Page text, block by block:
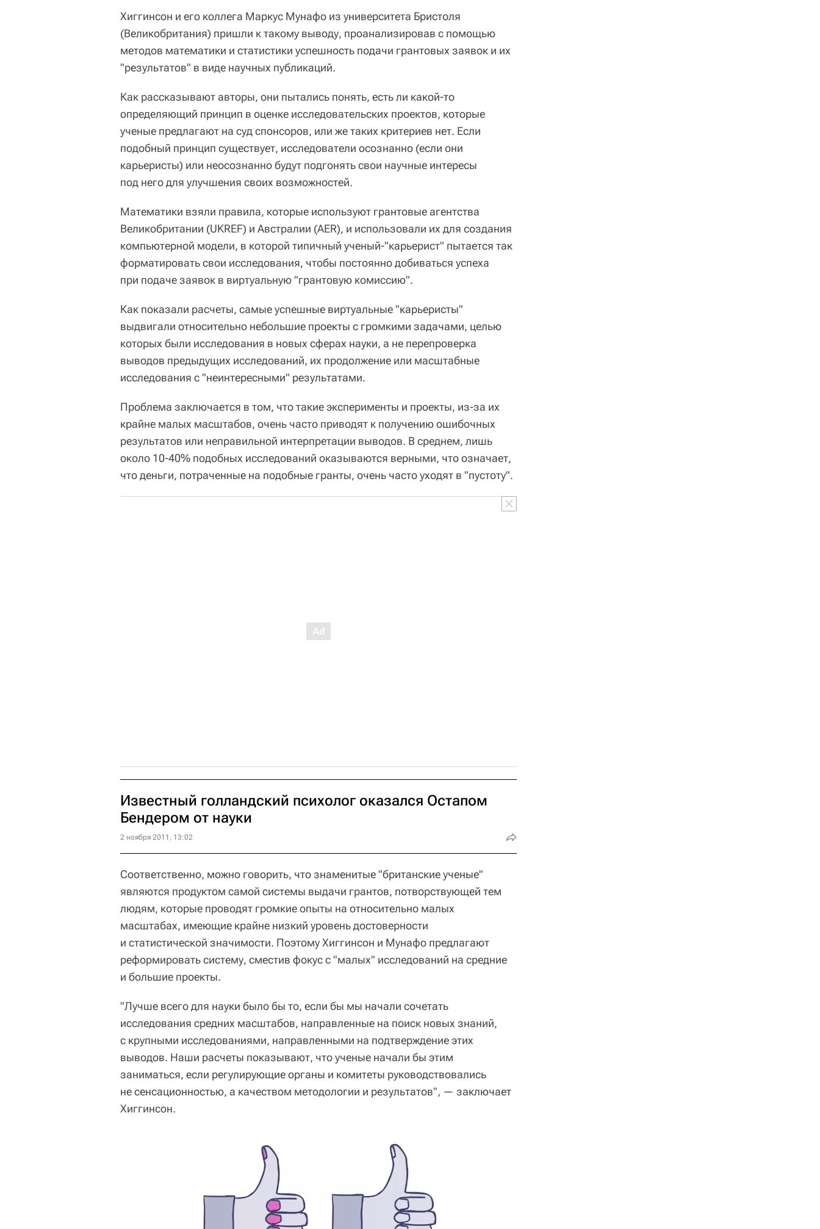
Хиггинсон и его коллега Маркус Мунафо из университета Бристоля
(Великобритания) пришли к такому выводу, проанализировав с помощью
методов математики и статистики успешность подачи грантовых заявок и их
"результатов" в виде научных публикаций.
Как рассказывают авторы, они пытались понять, есть ли какой-то
определяющий принцип в оценке исследовательских проектов, которые
ученые предлагают на суд спонсоров, или же таких критериев нет. Если
подобный принцип существует, исследователи осознанно (если они
карьеристы) или неосознанно будут подгонять свои научные интересы
под него для улучшения своих возможностей.
Математики взяли правила, которые используют грантовые агентства
Великобритании (UKREF) и Австралии (AER), и использовали их для создания
компьютерной модели, в которой типичный ученый-"карьерист" пытается так
форматировать свои исследования, чтобы постоянно добиваться успеха
при подаче заявок в виртуальную "грантовую комиссию".
Как показали расчеты, самые успешные виртуальные "карьеристы"
выдвигали относительно небольшие проекты с громкими задачами, целью
которых были исследования в новых сферах науки, а не перепроверка
выводов предыдущих исследований, их продолжение или масштабные
исследования с "неинтересными" результатами.
Проблема заключается в том, что такие эксперименты и проекты, из-за их
крайне малых масштабов, очень часто приводят к получению ошибочных
результатов или неправильной интерпретации выводов. В среднем, лишь
около 10-40% подобных исследований оказываются верными, что означает,
что деньги, потраченные на подобные гранты, очень часто уходят в "пустоту".
Известный голландский психолог оказался Остапом
Бендером от науки
2 ноября 2011, 13:02
Соответственно, можно говорить, что знаменитые "британские ученые"
являются продуктом самой системы выдачи грантов, потворствующей тем
людям, которые проводят громкие опыты на относительно малых
масштабах, имеющие крайне низкий уровень достоверности
и статистической значимости. Поэтому Хиггинсон и Мунафо предлагают
реформировать систему, сместив фокус с "малых" исследований на средние
и большие проекты.
"Лучше всего для науки было бы то, если бы мы начали сочетать
исследования средних масштабов, направленные на поиск новых знаний,
с крупными исследованиями, направленными на подтверждение этих
выводов. Наши расчеты показывают, что ученые начали бы этим
заниматься, если регулирующие органы и комитеты руководствовались
не сенсационностью, а качеством методологии и результатов", — заключает
Хиггинсон.